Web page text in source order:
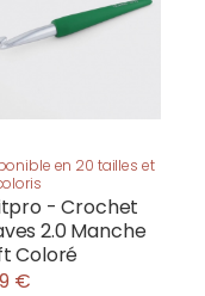
en 20 tailles et
- Crochet
2.0 Manche
Coloré
€